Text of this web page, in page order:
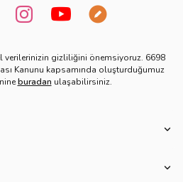
verilerinizin gizliliğini önemsiyoruz. 6698
Kanunu kapsamında oluşturduğumuz
buradan ulaşabilirsiniz.